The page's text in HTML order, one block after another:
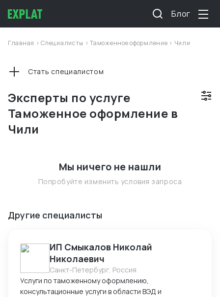
Блог
Главная >Специалисты >Таможенное оформление > Чили
Эксперты по услуге
Таможенное оформление в
Чили
Стать специалистом
Мы ничего не нашли
Попробуйте изменить условия запроса
Другие специалисты
ИП Смыкалов Николай
Николаевич
Санкт-Петербург, Россия
Услуги по таможенному оформлению,
консультационные услуги в области ВЭД и